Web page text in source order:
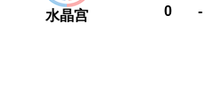
水晶宫 0 -